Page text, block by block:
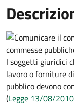
I soggetti giuridici
lavoro o forniture
pubblico devono
(Legge 13/08/